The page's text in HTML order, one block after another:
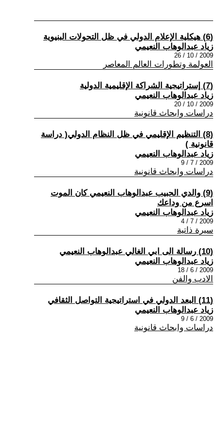
(6) هيكلية الإعلام الدولي في ظل التحولات البنيوية
زياد عبدالوهاب النعيمي
2009 / 10 / 26
العولمة وتطورات العالم المعاصر
(7) إستراتيجية الشراكة الإقليمية الدولية
زياد عبدالوهاب النعيمي
2009 / 10 / 20
دراسات وابحاث قانونية
(8) التنظيم الإقليمي في ظل النظام الدولي( دراسة
قانونية )
زياد عبدالوهاب النعيمي
2009 / 7 / 9
دراسات وابحاث قانونية
(9) والدي الحبيب عبدالوهاب النعيمي كان الموت
اسرع من وداعك
زياد عبدالوهاب النعيمي
2009 / 7 / 4
سيرة ذاتية
(10) رسالة الى ابي الغالي عبدالوهاب النعيمي
زياد عبدالوهاب النعيمي
2009 / 6 / 18
الادب والفن
(11) البعد الدولي في استراتيجية التواصل الثقافي
زياد عبدالوهاب النعيمي
2009 / 6 / 9
دراسات وابحاث قانونية